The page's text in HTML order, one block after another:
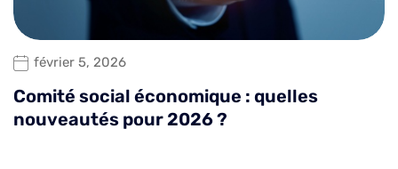
février 5, 2026
Comité social économique : quelles
nouveautés pour 2026 ?